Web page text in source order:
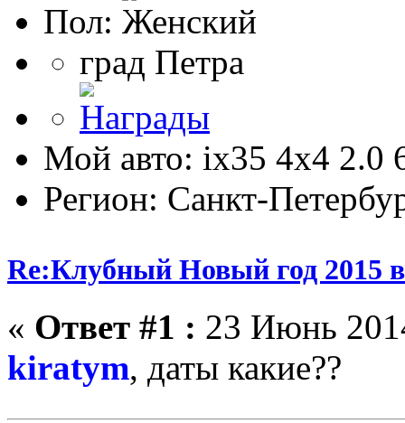
Пол:
град Петра
Мой авто: ix35 4х4 2.0
Регион: Санкт-
Re:Клубный Новый год 2015
« Ответ #1 : 23 Июнь
kiratym, даты какие??